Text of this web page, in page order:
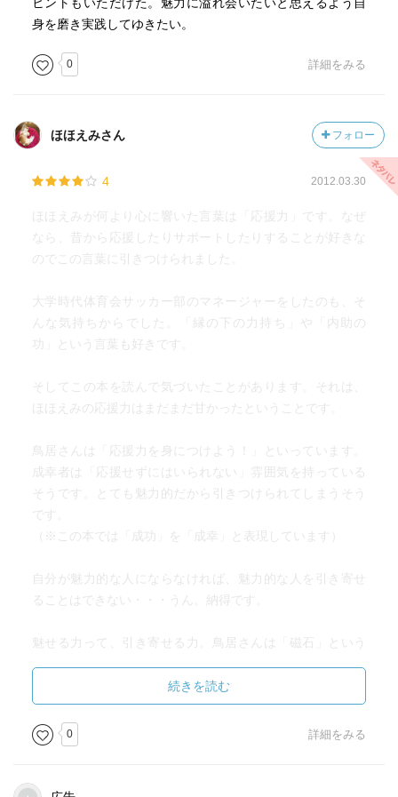
身を磨き実践してゆきたい。
0 詳細をみる
ほほえみさん フォロー
4 2012.03.30
ほほえみが何より心に響いた言葉は「応援力」です。なぜ
なら、昔から応援したりサポートしたりすることが好きな
のでこの言葉に引きつけられました。
大学時代体育会サッカー部のマネージャーをしたのも、そ
んな気持ちからでした。「縁の下の力持ち」や「内助の
功」という言葉も好きです。
そしてこの本を読んで気づいたことがあります。それは、
ほほえみの応援力はまだまだ甘かったということです。
鳥居さんは「応援力を身につけよう！」といっています。
成幸者は「応援せずにはいられない」雰囲気を持っている
そうです。とても魅力的だから引きつけられてしまうそう
です。
（※この本では「成功」を「成幸」と表現しています）
自分が魅力的な人にならなければ、魅力的な人を引き寄せ
ることはできない・・・うん。納得です。
魅せる力って、引き寄せる力。鳥居さんは「磁石」という
ですね。成幸者はみな、見えない磁石を持っているそうで
す。
この本には鳥居さんが成幸者たちをモデリングして得た考
が紹介されています。とてもリアルだったのでイメージし
続きを読む
0 詳細をみる